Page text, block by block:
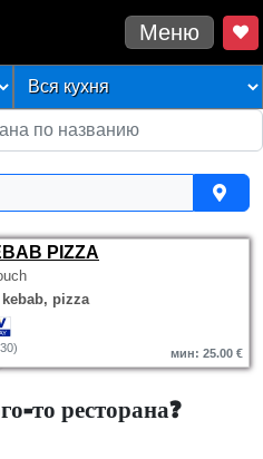
Меню
PIZZA
pizza
мин: 25.00 €
то ресторана?